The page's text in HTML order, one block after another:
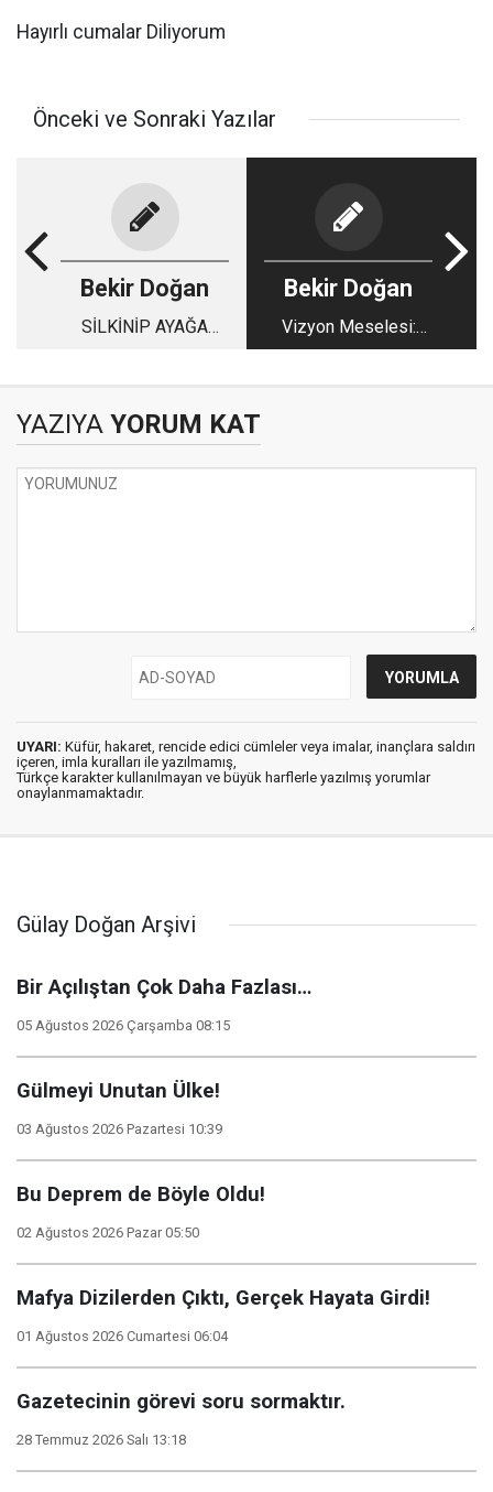
Hayırlı cumalar Diliyorum
Önceki ve Sonraki Yazılar
Bekir Doğan
SİLKİNİP AYAĞA
Bekir Doğan
Vizyon Meselesi:
Üretimin Üstüne
YAZIYA YORUM KAT
UYARI: Küfür, hakaret, rencide edici cümleler veya imalar, inançlara saldırı
içeren, imla kuralları ile yazılmamış,
Türkçe karakter kullanılmayan ve büyük harflerle yazılmış yorumlar
onaylanmamaktadır.
Gülay Doğan Arşivi
Bir Açılıştan Çok Daha Fazlası…
05 Ağustos 2026 Çarşamba 08:15
Gülmeyi Unutan Ülke!
03 Ağustos 2026 Pazartesi 10:39
Bu Deprem de Böyle Oldu!
02 Ağustos 2026 Pazar 05:50
Mafya Dizilerden Çıktı, Gerçek Hayata Girdi!
01 Ağustos 2026 Cumartesi 06:04
Gazetecinin görevi soru sormaktır.
28 Temmuz 2026 Salı 13:18